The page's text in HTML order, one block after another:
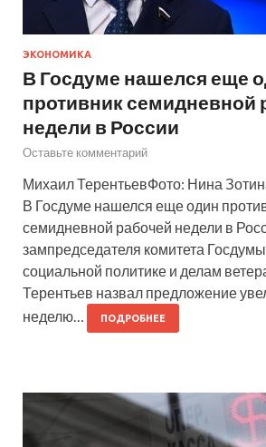
ЭКОНОМИКА
В Госдуме нашелся еще
противник семидневной
недели в России
Оставьте комментарий
Михаил ТерентьевФото: Нина
В Госдуме нашелся еще один
семидневной рабочей недели в
зампредседателя комитета Госдумы
социальной политике и делам
Терентьев назвал предложение
неделю…
ПОДРОБНЕЕ